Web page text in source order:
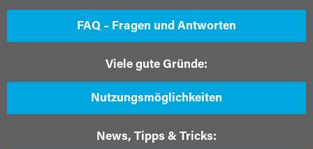
FAQ – Fragen und Antworten
Viele gute Gründe:
Nutzungsmöglichkeiten
News, Tipps & Tricks: